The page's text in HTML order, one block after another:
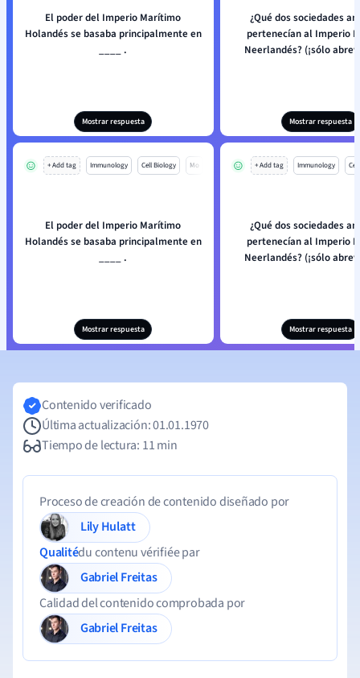
El poder del Imperio Marítimo
Holandés se basaba principalmente en
____ .
Mostrar respuesta
¿Qué dos sociedades
pertenecían al Imperio
Neerlandés? (¡sólo
Mostrar respuesta
+ Add tag Immunology Cell Biology Mo
El poder del Imperio Marítimo
Holandés se basaba principalmente en
____ .
Mostrar respuesta
+ Add tag Immunology
¿Qué dos sociedades
pertenecían al Imperio
Neerlandés? (¡sólo
Mostrar respuesta
Contenido verificado
Última actualización: 01.01.1970
Tiempo de lectura: 11 min
Proceso de creación de contenido diseñado por
Lily Hulatt
Qualitédu contenu vérifiée par
Gabriel Freitas
Calidad del contenido comprobada por
Gabriel Freitas